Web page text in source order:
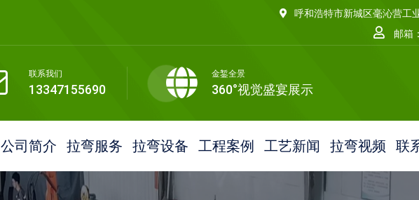
呼和浩特市新城区毫沁营工
邮箱
联系我们
13347155690
金錾全景
360°视觉盛宴展示
公司简介 拉弯服务 拉弯设备 工程案例 工艺新闻 拉弯视频 联